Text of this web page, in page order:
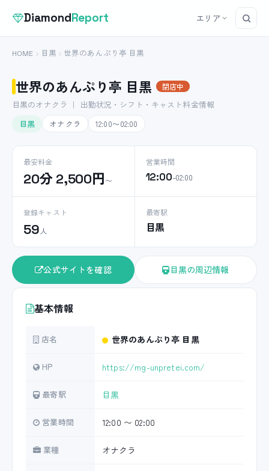
DiamondReport エリア
HOME 目黒 世界のあんぷり亭 目黒
世界のあんぷり亭 目黒 閉店中
目黒のオナクラ ｜ 出勤状況・シフト・キャスト料金情報
目黒
オナクラ 12:00〜02:00
最安料金
20分 2,500円〜
営業時間
12:00–02:00
登録キャスト
59 人
最寄駅
目黒
公式サイトを確認 目黒の周辺情報
基本情報
店名 世界のあんぷり亭 目黒
HP https://mg-unpretei.com/
最寄駅 目黒
営業時間 12:00 〜 02:00
業種 オナクラ